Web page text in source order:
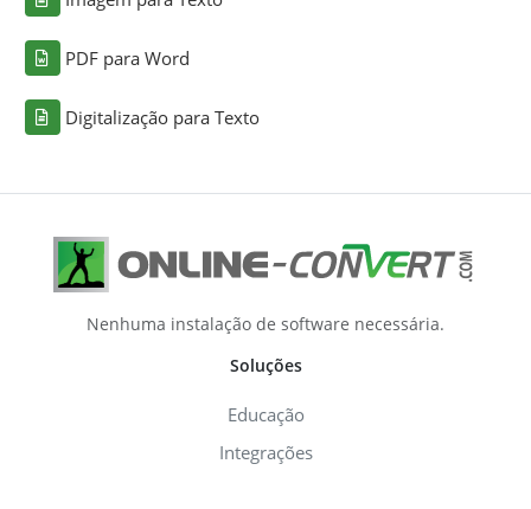
PDF para Word
Digitalização para Texto
Nenhuma instalação de software necessária.
Soluções
Educação
Integrações